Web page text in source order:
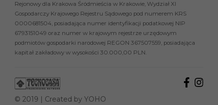
Rejonowy dla Krakowa Śródmieścia w Krakowie, Wydział XI
Gospodarczy Krajowego Rejestru Sądowego pod numerem KRS
0000681504, posiadająca numer identyfikacji podatkowej NIP
6793151049 oraz numer w krajowym rejestrze urzędowym
podmiotów gospodarki narodowej REGON 367507559, posiadająca
kapitał zakładowy w wysokości 30.000,00 PLN.
© 2019 | Created by YOHO